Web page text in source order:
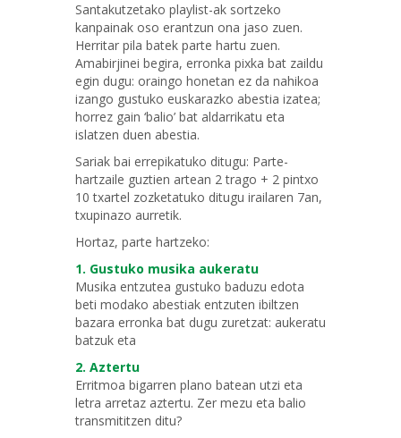
Santakutzetako playlist-ak sortzeko
kanpainak oso erantzun ona jaso zuen.
Herritar pila batek parte hartu zuen.
Amabirjinei begira, erronka pixka bat zaildu
egin dugu: oraingo honetan ez da nahikoa
izango gustuko euskarazko abestia izatea;
horrez gain ‘balio’ bat aldarrikatu eta
islatzen duen abestia.
Sariak bai errepikatuko ditugu: Parte-
hartzaile guztien artean 2 trago + 2 pintxo
10 txartel zozketatuko ditugu irailaren 7an,
txupinazo aurretik.
Hortaz, parte hartzeko:
1. Gustuko musika aukeratu
Musika entzutea gustuko baduzu edota
beti modako abestiak entzuten ibiltzen
bazara erronka bat dugu zuretzat: aukeratu
batzuk eta
2. Aztertu
Erritmoa bigarren plano batean utzi eta
letra arretaz aztertu. Zer mezu eta balio
transmititzen ditu?